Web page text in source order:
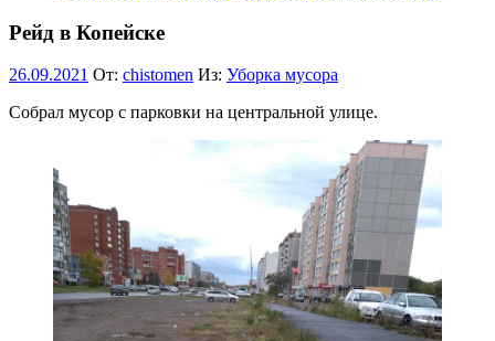
Рейд в Копейске
26.09.2021 От: chistomen Из: Уборка мусора
Собрал мусор с парковки на центральной улице.